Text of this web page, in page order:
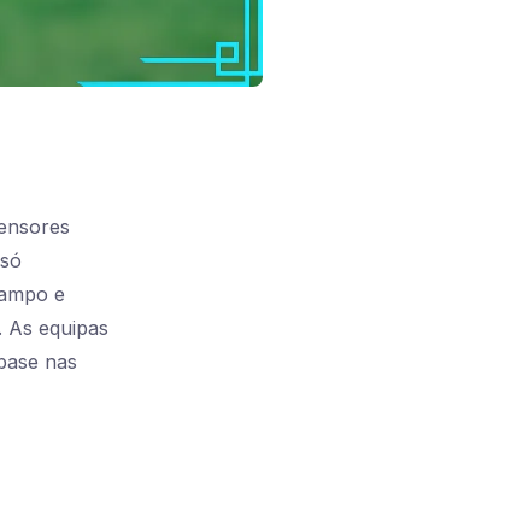
e
equipas
nas